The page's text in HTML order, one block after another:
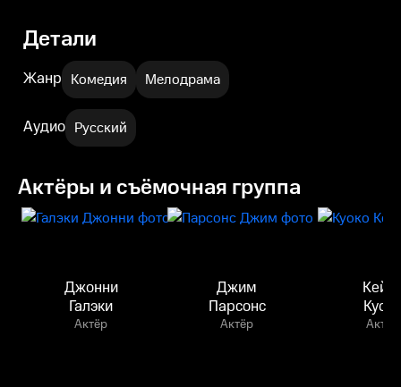
Детали
Жанр Комедия Мелодрама
Аудио Русский
Актёры и съёмочная группа
Джонни
Галэки
Актёр
Джим
Парсонс
Актёр Актёр